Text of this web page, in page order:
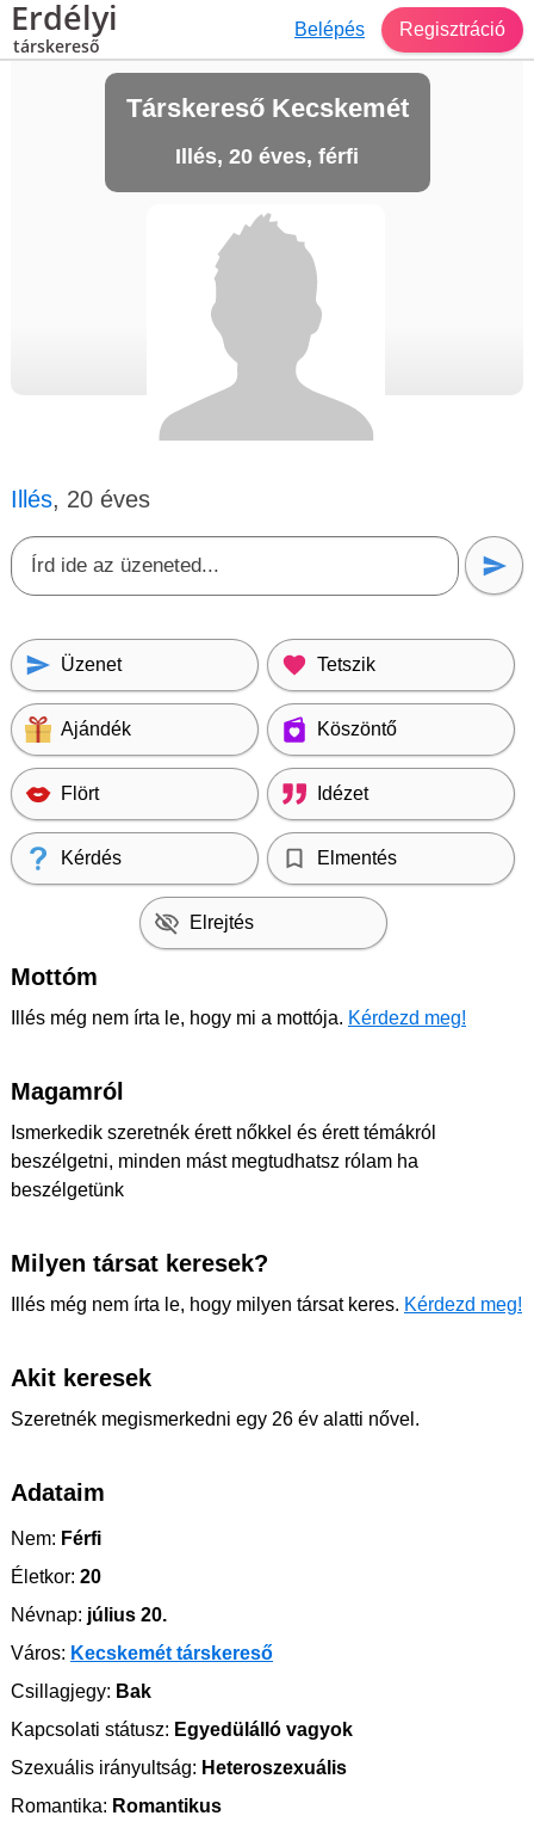
Erdélyi
társkereső
Belépés Regisztráció
Társkereső Kecskemét
Illés, 20 éves, férfi
Illés, 20 éves
Üzenet Tetszik
Ajándék Köszöntő
Flört Idézet
Kérdés Elmentés
Elrejtés
Mottóm
Illés még nem írta le, hogy mi a mottója. Kérdezd meg!
Magamról
Ismerkedik szeretnék érett nőkkel és érett témákról
beszélgetni, minden mást megtudhatsz rólam ha
beszélgetünk
Milyen társat keresek?
Illés még nem írta le, hogy milyen társat keres. Kérdezd meg!
Akit keresek
Szeretnék megismerkedni egy 26 év alatti nővel.
Adataim
Nem: Férfi
Életkor: 20
Névnap: július 20.
Város: Kecskemét társkereső
Csillagjegy: Bak
Kapcsolati státusz: Egyedülálló vagyok
Szexuális irányultság: Heteroszexuális
Romantika: Romantikus